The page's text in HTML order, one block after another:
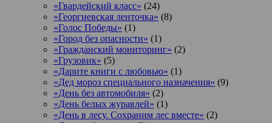
«Гвардейский класс» (24)
«Георгиевская ленточка» (8)
«Голос Победы» (1)
«Город без опасности» (1)
«Гражданский мониторинг» (2)
«Грузовик» (5)
«Дарите книги с любовью» (1)
«Дед мороз специального назначения» (9)
«День без автомобиля» (2)
«День белых журавлей» (1)
«День в лесу. Сохраним лес вместе» (2)